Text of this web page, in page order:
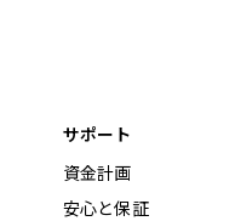
サポート
資金計画
安心と保証